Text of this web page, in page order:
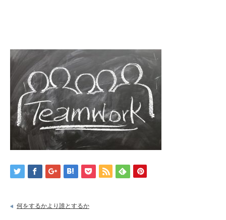
何をするかより誰とするか